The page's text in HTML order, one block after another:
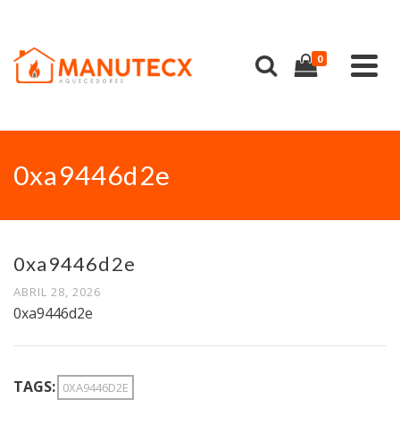
0
0xa9446d2e
0xa9446d2e
ABRIL 28, 2026
0xa9446d2e
TAGS: 0XA9446D2E